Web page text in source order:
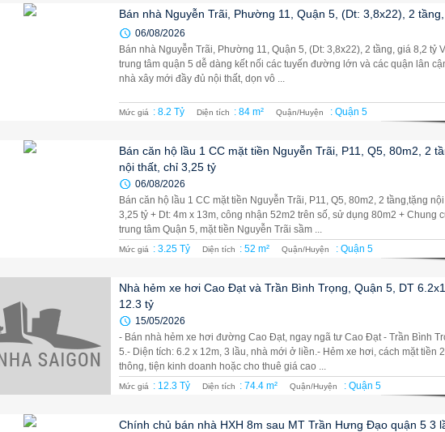
Bán nhà Nguyễn Trãi, Phường 11, Quận 5, (Dt: 3,8x22), 2
06/08/2026
Bán nhà Nguyễn Trãi, Phường 11, Quận 5, (Dt: 3,8x22), 2 tầng, giá 8,2 tỷ
trung tâm quận 5 dễ dàng kết nối các tuyến đường lớn và các quận lân
nhà xây mới đầy đủ nội thất, dọn vô ...
Mức giá : 8.2 Tỷ Diện tích : 84 m² Quận/Huyện : Quận 5
Bán căn hộ lầu 1 CC mặt tiền Nguyễn Trãi, P11, Q5, 80m2, 2
nội thất, chỉ 3,25 tỷ
06/08/2026
Bán căn hộ lầu 1 CC mặt tiền Nguyễn Trãi, P11, Q5, 80m2, 2 tầng,tặng
3,25 tỷ + Dt: 4m x 13m, công nhận 52m2 trên số, sử dụng 80m2 + Chung
trung tâm Quận 5, mặt tiền Nguyễn Trãi sầm ...
Mức giá : 3.25 Tỷ Diện tích : 52 m² Quận/Huyện : Quận 5
Nhà hẻm xe hơi Cao Đạt và Trần Bình Trọng, Quận 5, DT
12.3 tỷ
15/05/2026
- Bán nhà hẻm xe hơi đường Cao Đạt, ngay ngã tư Cao Đạt - Trần Bình
5.- Diện tích: 6.2 x 12m, 3 lầu, nhà mới ở liền.- Hẻm xe hơi, cách mặt tiền
thông, tiện kinh doanh hoặc cho thuê giá cao ...
Mức giá : 12.3 Tỷ Diện tích : 74.4 m² Quận/Huyện : Quận 5
Chính chủ bán nhà HXH 8m sau MT Trần Hưng Đạo quận 5 3